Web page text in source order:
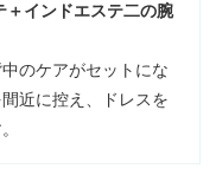
＋インドエステ二の腕
のケアがセットにな
近に控え、ドレスを